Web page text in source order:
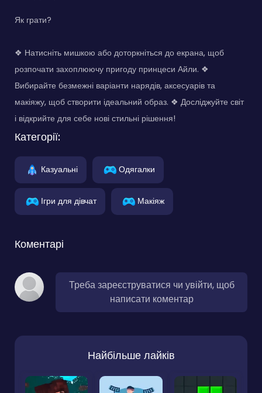
Як грати?
❖ Натисніть мишкою або доторкніться до екрана, щоб
розпочати захоплюючу пригоду принцеси Айли. ❖
Вибирайте безмежні варіанти нарядів, аксесуарів та
макіяжу, щоб створити ідеальний образ. ❖ Досліджуйте світ
і відкрийте для себе нові стильні рішення!
Категорії:
Казуальні Одягалки
Ігри для дівчат Макіяж
Коментарі
Треба зареєструватися чи увійти, щоб
написати коментар
Найбільше лайків